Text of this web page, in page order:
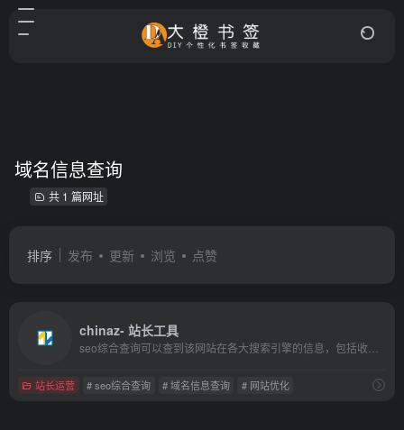
域名信息查询
共 1 篇网址
排序 发布 更新 浏览 点赞
chinaz- 站长工具
站长运营 # seo综合查询 # 域名信息查询 # 网站优化